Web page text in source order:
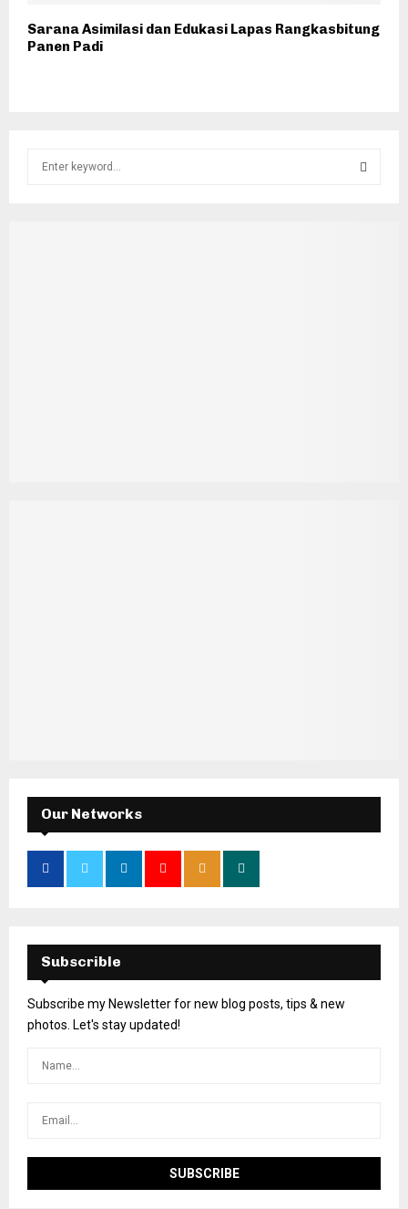
Sarana Asimilasi dan Edukasi Lapas Rangkasbitung
Panen Padi
Our Networks
Subscrible
Subscribe my Newsletter for new blog posts, tips & new
photos. Let's stay updated!